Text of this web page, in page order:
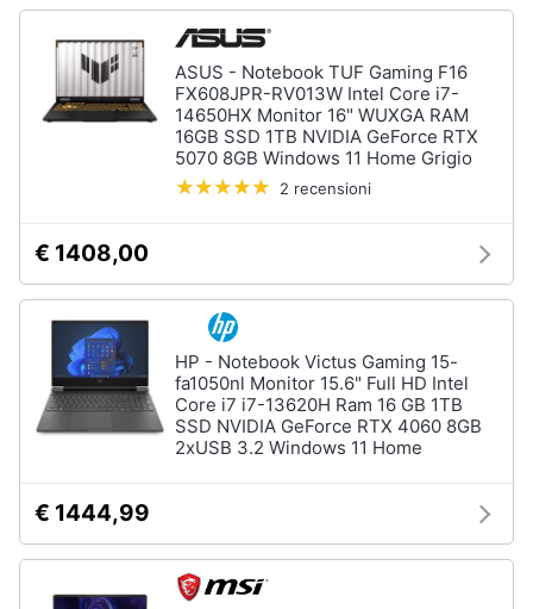
ASUS - Notebook TUF Gaming F16
FX608JPR-RV013W Intel Core i7-
14650HX Monitor 16" WUXGA RAM
16GB SSD 1TB NVIDIA GeForce RTX
5070 8GB Windows 11 Home Grigio
2 recensioni
€ 1408,00
HP - Notebook Victus Gaming 15-
fa1050nl Monitor 15.6" Full HD Intel
Core i7 i7-13620H Ram 16 GB 1TB
SSD NVIDIA GeForce RTX 4060 8GB
2xUSB 3.2 Windows 11 Home
€ 1444,99